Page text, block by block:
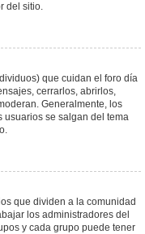
del sitio.
que cuidan el foro día
cerrarlos, abrirlos,
Generalmente, los
usuarios se salgan del tema
que dividen a la comunidad
los administradores del
y cada grupo puede tener